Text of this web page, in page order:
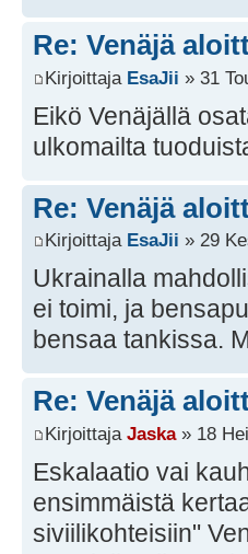
Re: Venäjä
Kirjoittaja EsaJii » 31
Eikö Venäjällä
ulkomailta
Re: Venäjä
Kirjoittaja EsaJii » 29
Ukrainalla
ei toimi, ja
bensaa tankissa.
Re: Venäjä
Kirjoittaja Jaska» 18
Eskalaatio vai
ensimmäistä
siviilikohteisiin"